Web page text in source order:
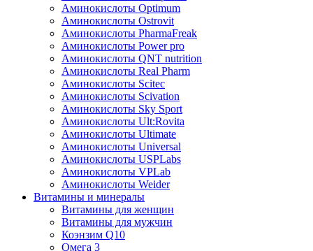
Аминокислоты Optimum
Аминокислоты Ostrovit
Аминокислоты PharmaFreak
Аминокислоты Power pro
Аминокислоты QNT nutrition
Аминокислоты Real Pharm
Аминокислоты Scitec
Аминокислоты Scivation
Аминокислоты Sky Sport
Аминокислоты Ult:Rovita
Аминокислоты Ultimate
Аминокислоты Universal
Аминокислоты USPLabs
Аминокислоты VPLab
Аминокислоты Weider
Витамины и минералы
Витамины для женщин
Витамины для мужчин
Коэнзим Q10
Омега 3